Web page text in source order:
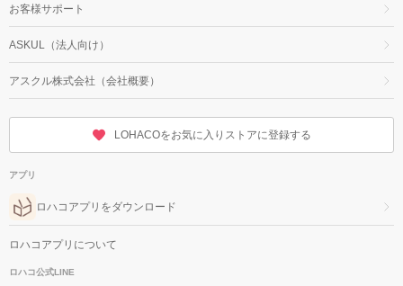
お客様サポート
ASKUL（法人向け）
アスクル株式会社（会社概要）
LOHACOをお気に入りストアに登録する
アプリ
ロハコアプリをダウンロード
ロハコアプリについて
ロハコ公式LINE